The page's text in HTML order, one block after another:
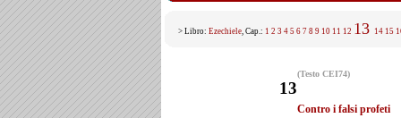
> Libro: Ezechiele, Cap.: 1 2 3 4 5 6 7 8 9 10 11 12 13 14 15
(Testo CEI74)
13
Contro i falsi profeti